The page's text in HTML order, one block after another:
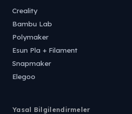
Creality
Bambu Lab
Polymaker
Esun Pla + Filament
Snapmaker
Elegoo
Yasal Bilgilendirmeler